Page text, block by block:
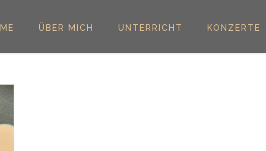
ÜBER MICH UNTERRICHT KONZERTE